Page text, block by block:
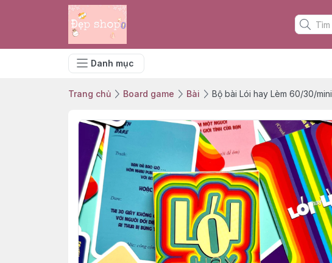
Danh mục
Trang chủ Board game Bài Bộ bài Lói hay Lèm 60/30/mini